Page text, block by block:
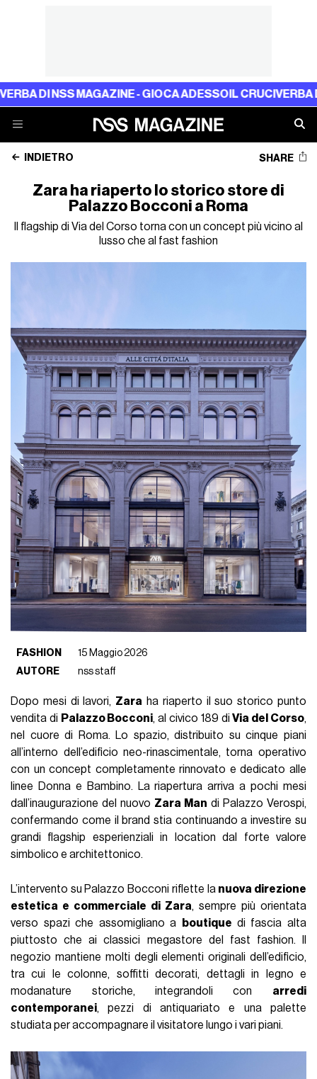
NSS MAGAZINE - GIOCA ADESSOIL CRUCIVERBA DI NSS
INDIETRO SHARE
Zara ha riaperto lo storico store di
Palazzo Bocconi a Roma
Il flagship di Via del Corso torna con un concept più vicino al
lusso che al fast fashion
FASHION
15 Maggio 2026
AUTORE
nss staff
Dopo mesi di lavori, Zara ha riaperto il suo storico punto
vendita di Palazzo Bocconi, al civico 189 diVia del Corso,
nel cuore di Roma. Lo spazio, distribuito su cinque piani
all’interno dell’edificio neo-rinascimentale, torna operativo
con un concept completamente rinnovato e dedicato alle
linee Donna e Bambino. La riapertura arriva a pochi mesi
dall’inaugurazione del nuovo Zara Man di Palazzo Verospi,
confermando come il brand stia continuando a investire su
grandi flagship esperienziali in location dal forte valore
simbolico e architettonico.
L’intervento su Palazzo Bocconi riflette la nuova direzione
estetica e commerciale di Zara, sempre più orientata
verso spazi che assomigliano a
boutique di fascia alta
piuttosto che ai classici megastore del fast fashion. Il
negozio mantiene molti degli elementi originali dell’edificio,
tra cui le colonne, soffitti decorati, dettagli in legno e
modanature storiche, integrandoli con arredi
contemporanei, pezzi di antiquariato e una palette
studiata per accompagnare il visitatore lungo i vari piani.